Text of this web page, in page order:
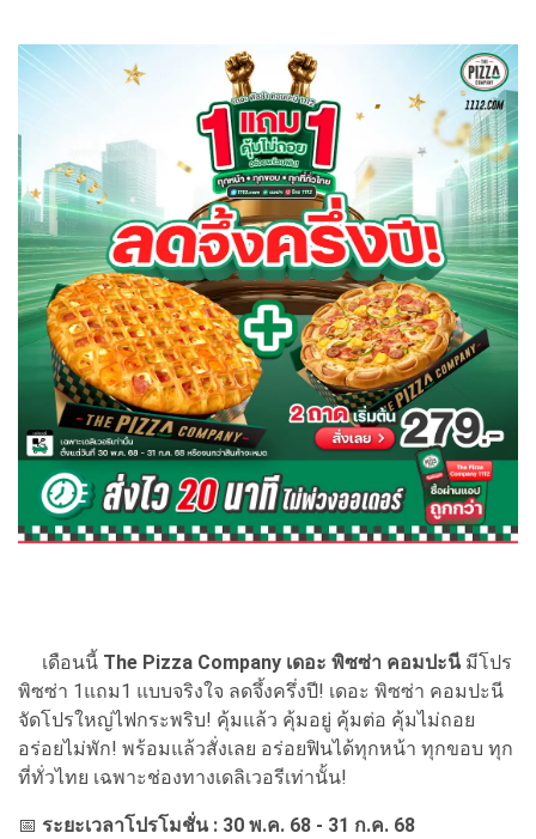
เดือนนี้ The Pizza Company เดอะ พิซซ่า คอมปะนี มีโปร
พิซซ่า 1แถม1 แบบจริงใจ ลดจึ้งครึ่งปี! เดอะ พิซซ่า คอมปะนี
จัดโปรใหญ่ไฟกระพริบ! คุ้มแล้ว คุ้มอยู่ คุ้มต่อ คุ้มไม่ถอย
อร่อยไม่พัก! พร้อมแล้วสั่งเลย อร่อยฟินได้ทุกหน้า ทุกขอบ ทุก
ที่ทั่วไทย เฉพาะช่องทางเดลิเวอรีเท่านั้น!
📅 ระยะเวลาโปรโมชั่น : 30 พ.ค. 68 - 31 ก.ค. 68